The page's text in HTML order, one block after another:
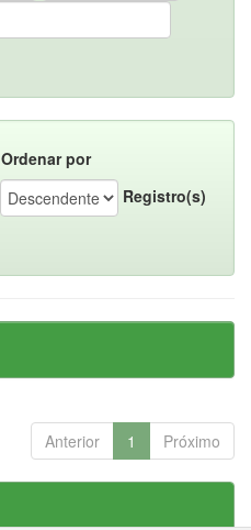
Ordenar por
Registro(s)
Anterior 1 Próximo